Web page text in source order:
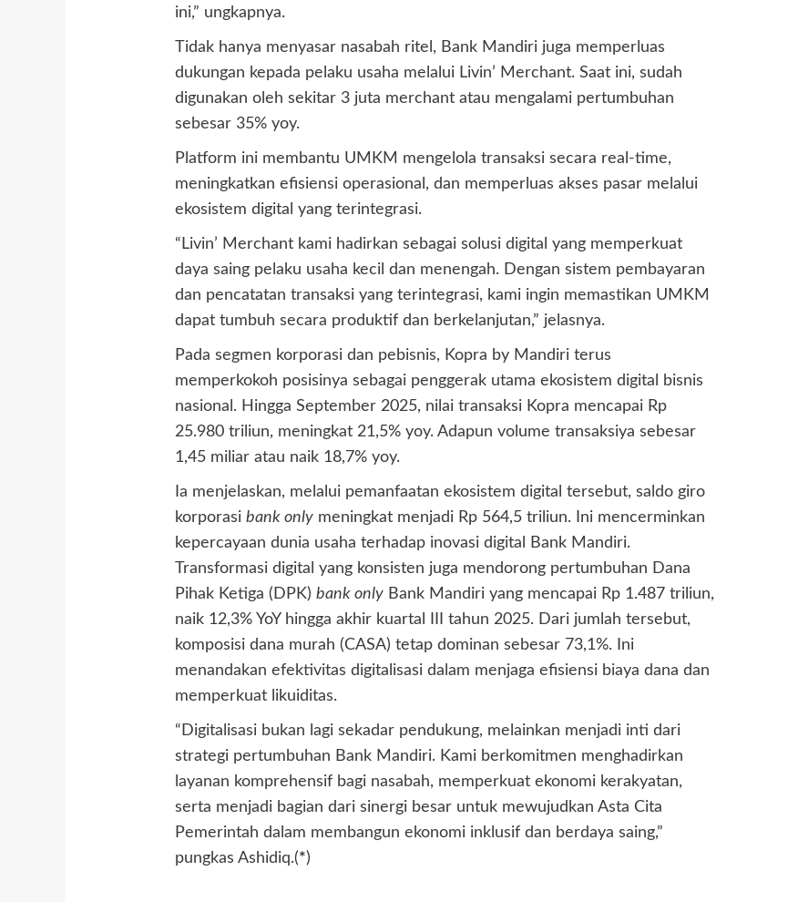
ini,” ungkapnya.
Tidak hanya menyasar nasabah ritel, Bank Mandiri juga memperluas
dukungan kepada pelaku usaha melalui Livin’ Merchant. Saat ini, sudah
digunakan oleh sekitar 3 juta merchant atau mengalami pertumbuhan
sebesar 35% yoy.
Platform ini membantu UMKM mengelola transaksi secara real-time,
meningkatkan efisiensi operasional, dan memperluas akses pasar melalui
ekosistem digital yang terintegrasi.
“Livin’ Merchant kami hadirkan sebagai solusi digital yang memperkuat
daya saing pelaku usaha kecil dan menengah. Dengan sistem pembayaran
dan pencatatan transaksi yang terintegrasi, kami ingin memastikan UMKM
dapat tumbuh secara produktif dan berkelanjutan,” jelasnya.
Pada segmen korporasi dan pebisnis, Kopra by Mandiri terus
memperkokoh posisinya sebagai penggerak utama ekosistem digital bisnis
nasional. Hingga September 2025, nilai transaksi Kopra mencapai Rp
25.980 triliun, meningkat 21,5% yoy. Adapun volume transaksiya sebesar
1,45 miliar atau naik 18,7% yoy.
Ia menjelaskan, melalui pemanfaatan ekosistem digital tersebut, saldo giro
korporasibank only meningkat menjadi Rp 564,5 triliun. Ini mencerminkan
kepercayaan dunia usaha terhadap inovasi digital Bank Mandiri.
Transformasi digital yang konsisten juga mendorong pertumbuhan Dana
Pihak Ketiga (DPK)bank only Bank Mandiri yang mencapai Rp 1.487 triliun,
naik 12,3% YoY hingga akhir kuartal III tahun 2025. Dari jumlah tersebut,
komposisi dana murah (CASA) tetap dominan sebesar 73,1%. Ini
menandakan efektivitas digitalisasi dalam menjaga efisiensi biaya dana dan
memperkuat likuiditas.
“Digitalisasi bukan lagi sekadar pendukung, melainkan menjadi inti dari
strategi pertumbuhan Bank Mandiri. Kami berkomitmen menghadirkan
layanan komprehensif bagi nasabah, memperkuat ekonomi kerakyatan,
serta menjadi bagian dari sinergi besar untuk mewujudkan Asta Cita
Pemerintah dalam membangun ekonomi inklusif dan berdaya saing,”
pungkas Ashidiq.(*)